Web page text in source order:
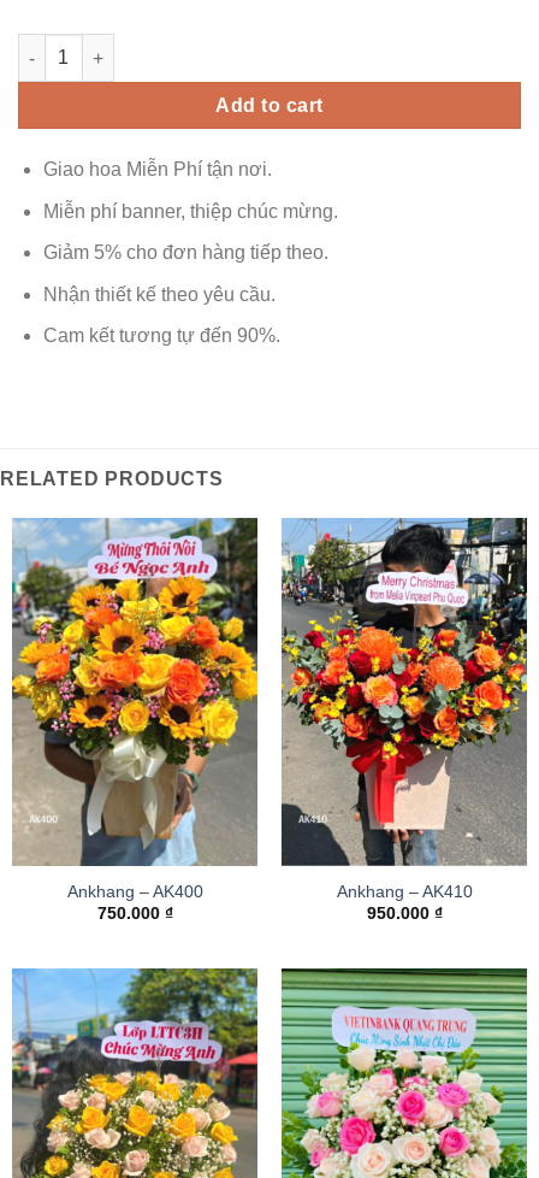
Ankhang - AK576 quantity
Add to cart
Giao hoa Miễn Phí tận nơi.
Miễn phí banner, thiệp chúc mừng.
Giảm 5% cho đơn hàng tiếp theo.
Nhận thiết kế theo yêu cầu.
Cam kết tương tự đến 90%.
RELATED PRODUCTS
Ankhang – AK400
750.000 ₫
Ankhang – AK410
950.000 ₫